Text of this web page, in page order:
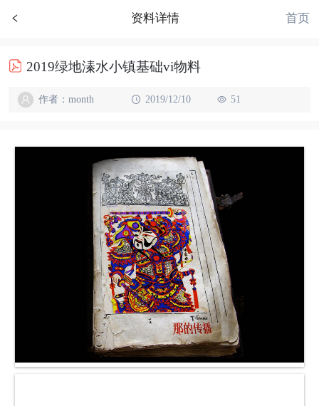
资料详情 首页
2019绿地溱水小镇基础vi物料
作者：month 2019/12/10 51